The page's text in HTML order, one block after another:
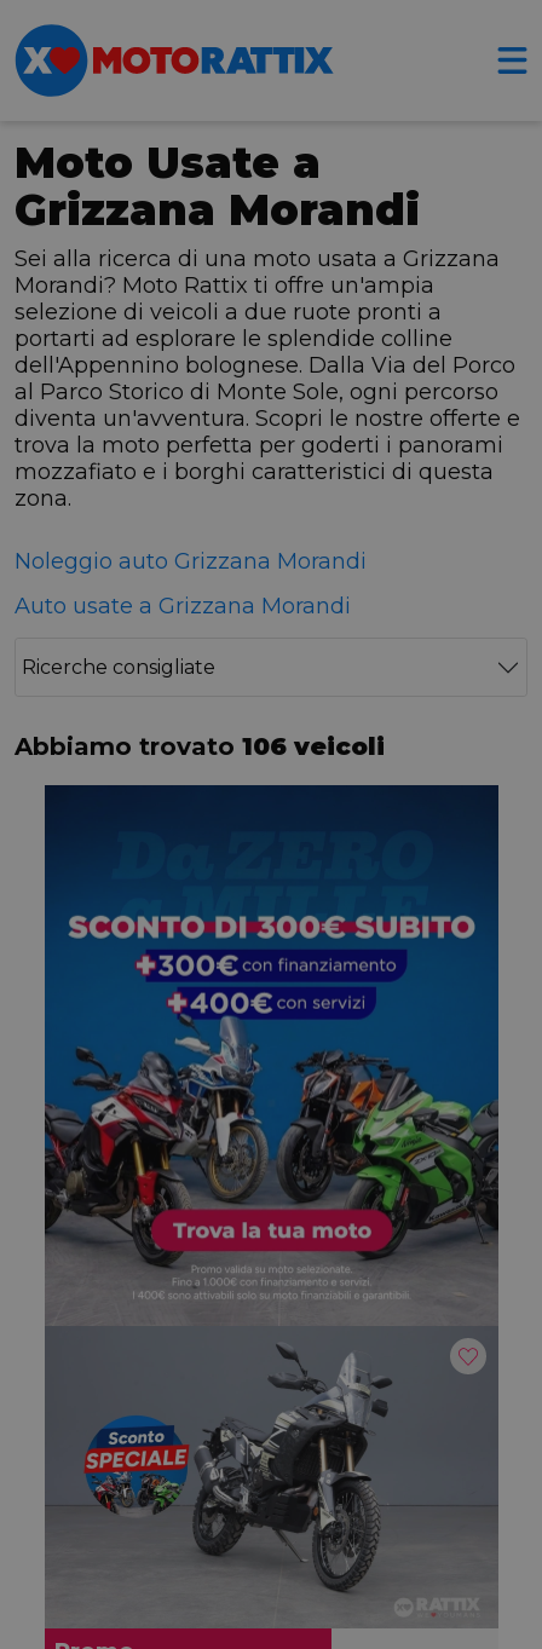
Moto Usate a
Grizzana Morandi
Sei alla ricerca di una moto usata a Grizzana
Morandi? Moto Rattix ti offre un'ampia
selezione di veicoli a due ruote pronti a
portarti ad esplorare le splendide colline
dell'Appennino bolognese. Dalla Via del Porco
al Parco Storico di Monte Sole, ogni percorso
diventa un'avventura. Scopri le nostre offerte e
trova la moto perfetta per goderti i panorami
mozzafiato e i borghi caratteristici di questa
zona.
Noleggio auto Grizzana Morandi
Auto usate a Grizzana Morandi
Ricerche consigliate
Abbiamo trovato 106 veicoli